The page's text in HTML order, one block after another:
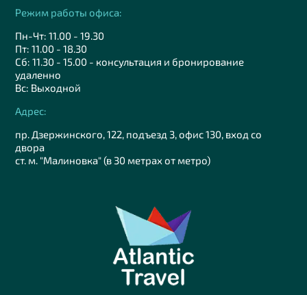
Режим работы офиса:
Пн-Чт: 11.00 - 19.30
Пт: 11.00 - 18.30
Сб: 11.30 - 15.00 - консультация и бронирование
удаленно
Вс: Выходной
Адрес:
пр. Дзержинского, 122, подъезд 3, офис 130, вход со
двора
ст. м. "Малиновка" (в 30 метрах от метро)